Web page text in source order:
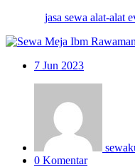
jasa sewa alat-alat
7 Jun 2023
0 Komentar